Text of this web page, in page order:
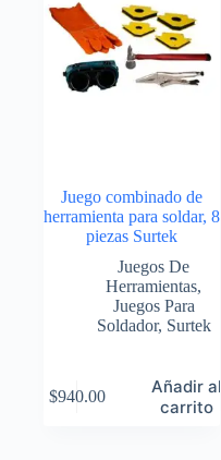
Juego combinado de
herramienta para soldar, 8
piezas Surtek
Juegos De
Herramientas,
Juegos Para
Soldador, Surtek
$940.00
Añadir al
carrito